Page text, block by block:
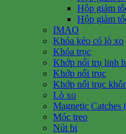
Hộp giảm
Hộp giảm
IMAO
Khóa kéo có lò xo
Khóa trục
Khớp nối trụ linh
Khớp nối trục
Khớp nối trục
Lò xo
Magnetic Catches
Móc treo
Nút bi